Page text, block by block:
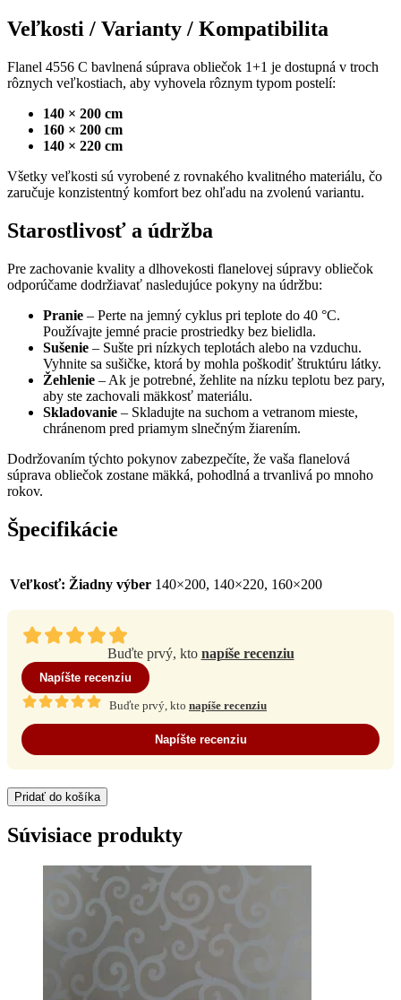
Veľkosti / Varianty / Kompatibilita
Flanel 4556 C bavlnená súprava obliečok 1+1 je dostupná v troch
rôznych veľkostiach, aby vyhovela rôznym typom postelí:
140 × 200 cm
160 × 200 cm
140 × 220 cm
Všetky veľkosti sú vyrobené z rovnakého kvalitného materiálu, čo
zaručuje konzistentný komfort bez ohľadu na zvolenú variantu.
Starostlivosť a údržba
Pre zachovanie kvality a dlhovekosti flanelovej súpravy obliečok
odporúčame dodržiavať nasledujúce pokyny na údržbu:
Pranie – Perte na jemný cyklus pri teplote do 40 °C.
Používajte jemné pracie prostriedky bez bielidla.
Sušenie – Sušte pri nízkych teplotách alebo na vzduchu.
Vyhnite sa sušičke, ktorá by mohla poškodiť štruktúru látky.
Žehlenie – Ak je potrebné, žehlite na nízku teplotu bez pary,
aby ste zachovali mäkkosť materiálu.
Skladovanie – Skladujte na suchom a vetranom mieste,
chránenom pred priamym slnečným žiarením.
Dodržovaním týchto pokynov zabezpečíte, že vaša flanelová
súprava obliečok zostane mäkká, pohodlná a trvanlivá po mnoho
rokov.
Špecifikácie
Veľkosť: Žiadny výber 140×200, 140×220, 160×200
Buďte prvý, kto napíše recenziu
Napíšte recenziu
Buďte prvý, kto napíše recenziu
Napíšte recenziu
Pridať do košíka
Súvisiace produkty